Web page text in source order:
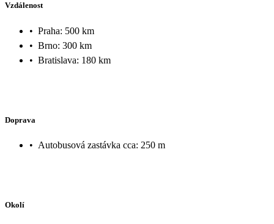
Vzdálenost
• Praha: 500 km
• Brno: 300 km
• Bratislava: 180 km
Doprava
• Autobusová zastávka cca: 250 m
Okolí